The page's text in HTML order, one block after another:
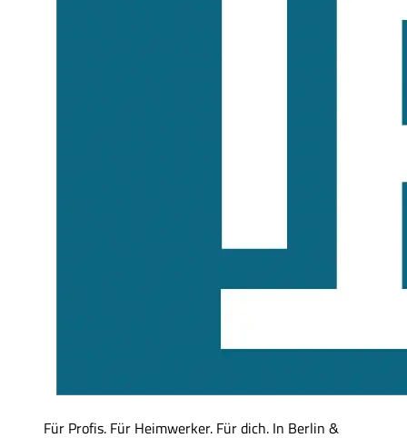
Für Profis. Für Heimwerker. Für dich. In Berlin &